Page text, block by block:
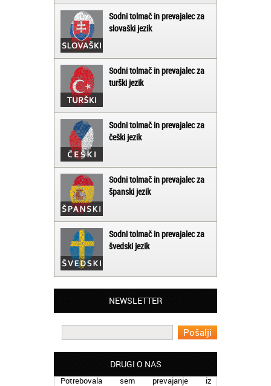
Sodni tolmač in prevajalec za
slovaški jezik
Sodni tolmač in prevajalec za
turški jezik
Sodni tolmač in prevajalec za
češki jezik
Sodni tolmač in prevajalec za
španski jezik
Sodni tolmač in prevajalec za
švedski jezik
NEWSLETTER
DRUGI O NAS
Matjaž iz Ajdovščine:
Lahko pohvalim vse zaposlene v Akademiji
Oxford, ker so resnično profesionalni in
prevajalske storitve opravljajo hitro in
Martina iz Bleda:
Potrebovala sem prevajanje iz
madžarskega v slovenski jezik in lahko